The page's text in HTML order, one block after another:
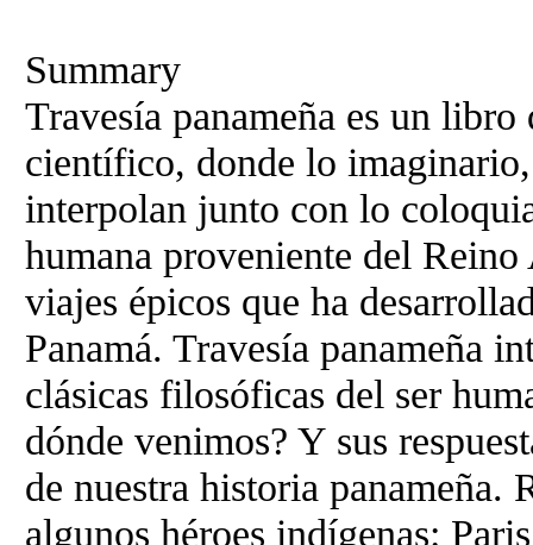
Summary
Travesía panameña es un
científico, donde lo
interpolan junto con lo
humana proveniente del
viajes épicos que ha
Panamá. Travesía panameña
clásicas filosóficas del ser
dónde venimos? Y sus
de nuestra historia panameña.
algunos héroes indígenas: